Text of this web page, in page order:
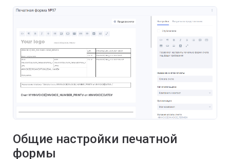
Общие настройки печатной
формы